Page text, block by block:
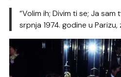
“Volim ih; Divim ti se; Ja sam
srpnja 1974. godine u